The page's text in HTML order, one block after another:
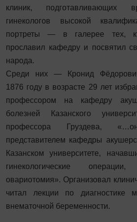
клиник, подготавливающих
гинекологов высокой
портреты — в галерее тех,
прославил кафедру и посвятил
народа.
Среди них — Кронид
1876 году в возрасте 29 лет
профессором на кафедру
болезней Казанского
профессора Груздева,
представителем кафедры
Казанском университете,
гинекологические
овариотомия». Организовал
читал лекции по диагностике
внематочной беременности.